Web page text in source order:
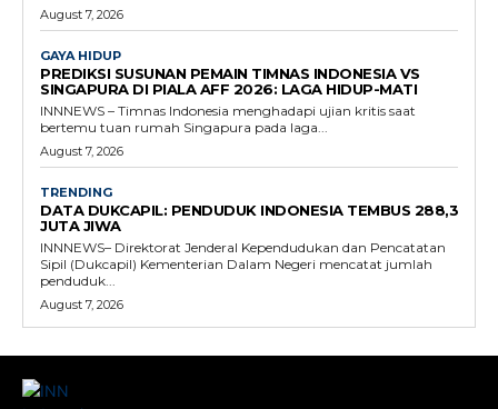
August 7, 2026
GAYA HIDUP
PREDIKSI SUSUNAN PEMAIN TIMNAS INDONESIA VS
SINGAPURA DI PIALA AFF 2026: LAGA HIDUP-MATI
INNNEWS – Timnas Indonesia menghadapi ujian kritis saat
bertemu tuan rumah Singapura pada laga...
August 7, 2026
TRENDING
DATA DUKCAPIL: PENDUDUK INDONESIA TEMBUS 288,3
JUTA JIWA
INNNEWS– Direktorat Jenderal Kependudukan dan Pencatatan
Sipil (Dukcapil) Kementerian Dalam Negeri mencatat jumlah
penduduk...
August 7, 2026